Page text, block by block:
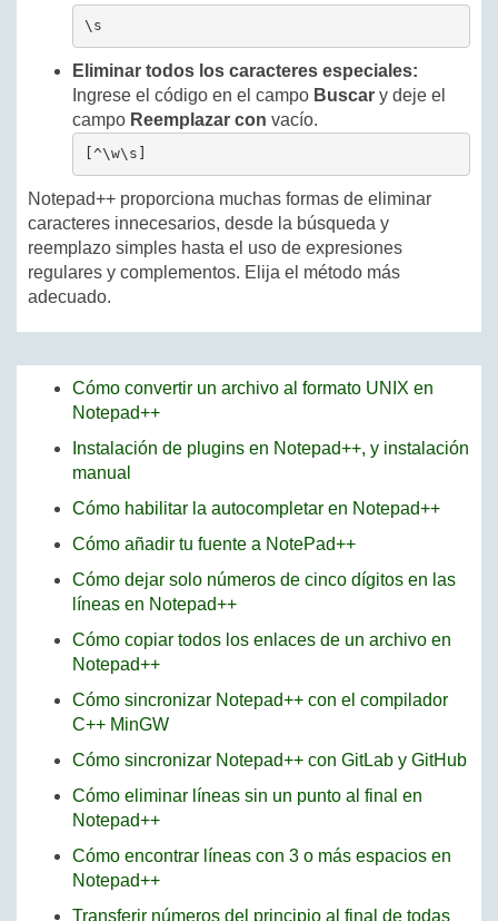
\s
Eliminar todos los caracteres especiales:
Ingrese el código en el campo Buscar y deje el
campo Reemplazar con vacío.
[^\w\s]
Notepad++ proporciona muchas formas de eliminar
caracteres innecesarios, desde la búsqueda y
reemplazo simples hasta el uso de expresiones
regulares y complementos. Elija el método más
adecuado.
Cómo convertir un archivo al formato UNIX en
Notepad++
Instalación de plugins en Notepad++, y instalación
manual
Cómo habilitar la autocompletar en Notepad++
Cómo añadir tu fuente a NotePad++
Cómo dejar solo números de cinco dígitos en las
líneas en Notepad++
Cómo copiar todos los enlaces de un archivo en
Notepad++
Cómo sincronizar Notepad++ con el compilador
C++ MinGW
Cómo sincronizar Notepad++ con GitLab y GitHub
Cómo eliminar líneas sin un punto al final en
Notepad++
Cómo encontrar líneas con 3 o más espacios en
Notepad++
Transferir números del principio al final de todas